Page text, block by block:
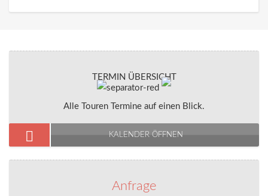
TERMIN ÜBERSICHT
Alle Touren Termine auf einen Blick.
KALENDER ÖFFNEN
Anfrage